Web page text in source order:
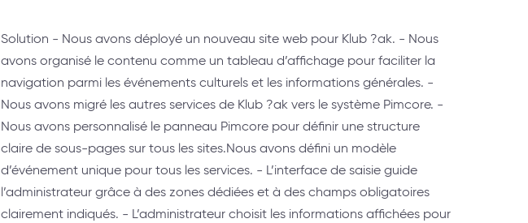
Solution - Nous avons déployé un nouveau site web pour Klub ?ak. - Nous
avons organisé le contenu comme un tableau d’affichage pour faciliter la
navigation parmi les événements culturels et les informations générales. -
Nous avons migré les autres services de Klub ?ak vers le système Pimcore. -
Nous avons personnalisé le panneau Pimcore pour définir une structure
claire de sous-pages sur tous les sites.Nous avons défini un modèle
d’événement unique pour tous les services. - L’interface de saisie guide
l’administrateur grâce à des zones dédiées et à des champs obligatoires
clairement indiqués. - L’administrateur choisit les informations affichées pour